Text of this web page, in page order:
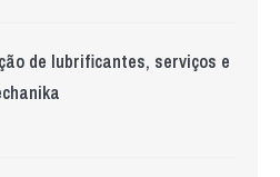
de lubrificantes, serviços e